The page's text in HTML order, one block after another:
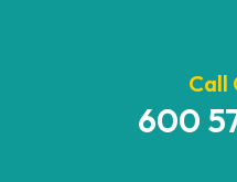
Call
600